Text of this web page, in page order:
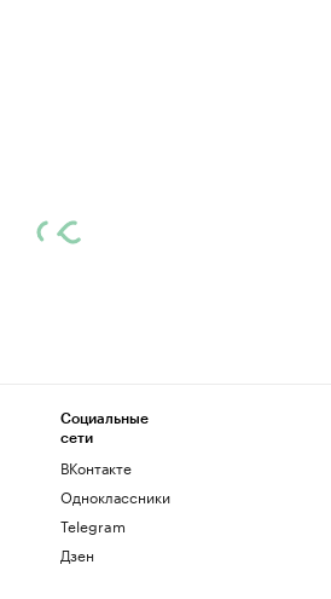
Социальные
сети
ВКонтакте
Одноклассники
Telegram
Дзен